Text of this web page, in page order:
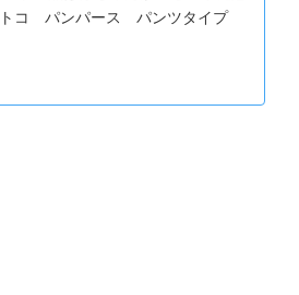
トコ パンパース パンツタイプ